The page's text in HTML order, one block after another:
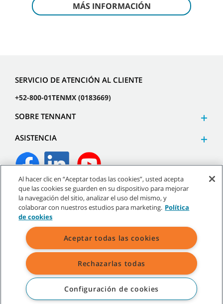
MÁS INFORMACIÓN
SERVICIO DE ATENCIÓN AL CLIENTE
+52-800-01TENMX (0183669)
SOBRE TENNANT
ASISTENCIA
©2026 Tennant Company. Todos los derechos reservados.
Mapa del sitio|Políticas generales|Términos de uso
Términos de venta
Todas las marcas registradas y logos de Tennant son propiedad de
Tennant Company y/o sus compañías afiliadas o subsidiarias.
Al hacer clic en “Aceptar todas las cookies”, usted acepta
que las cookies se guarden en su dispositivo para mejorar
la navegación del sitio, analizar el uso del mismo, y
colaborar con nuestros estudios para marketing. Política
de cookies
Aceptar todas las cookies
Rechazarlas todas
Configuración de cookies